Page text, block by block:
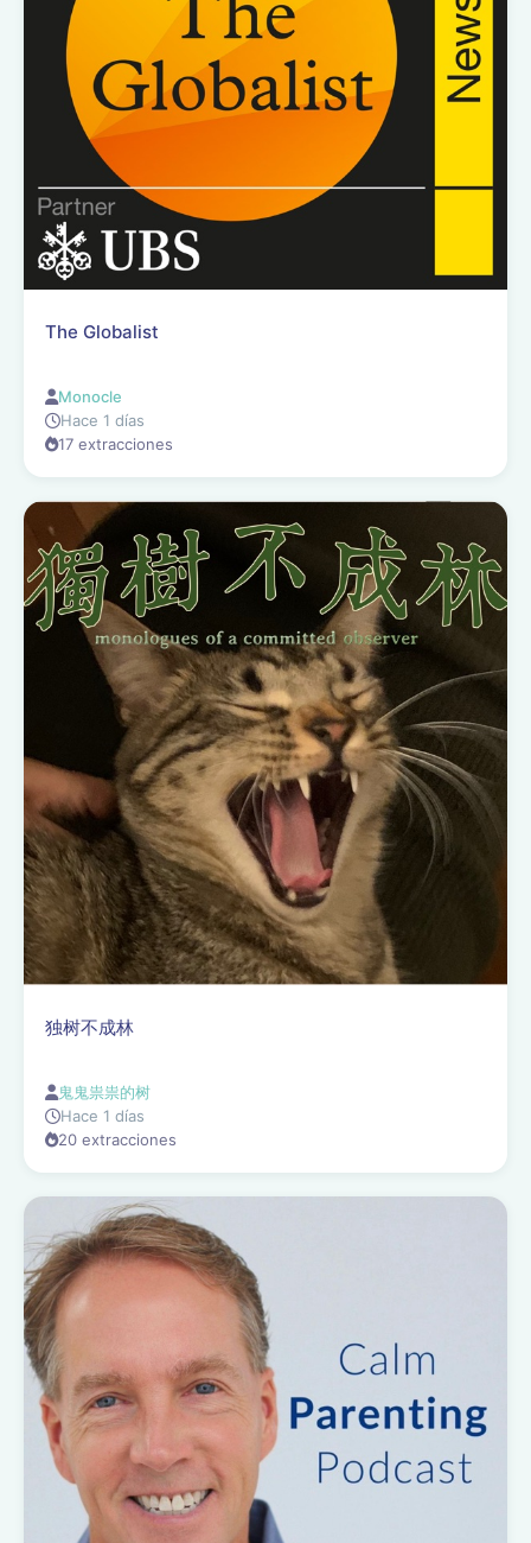
The Globalist
Monocle
Hace 1 días
17 extracciones
独树不成林
鬼鬼祟祟的树
Hace 1 días
20 extracciones